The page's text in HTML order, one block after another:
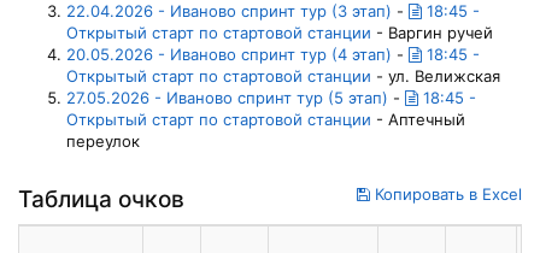
22.04.2026 - Иваново спринт тур (3 этап) -
18:45 -
Открытый старт по стартовой станции - Варгин ручей
20.05.2026 - Иваново спринт тур (4 этап) -
18:45 -
Открытый старт по стартовой станции - ул. Велижская
27.05.2026 - Иваново спринт тур (5 этап) -
18:45 -
Открытый старт по стартовой станции - Аптечный
переулок
Таблица очков Копировать в Excel